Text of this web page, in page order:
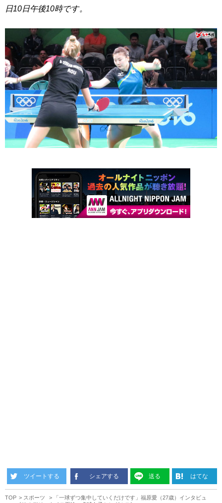
日10日午後10時です。
ツイートする シェアする 送る はてな
TOP スポーツ
「一球ずつ集中していくだけです」福原愛（27歳）インタビュ